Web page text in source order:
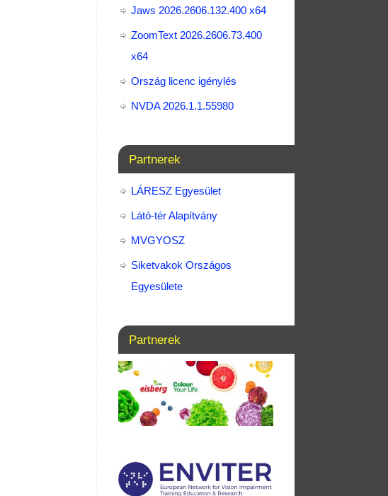
Jaws 2026.2606.132.400 x64
ZoomText 2026.2606.73.400​
x64
Ország licenc igénylés
NVDA 2026.1.1.55980
Partnerek
LÁRESZ Egyesület
Látó-tér Alapítvány
MVGYOSZ
Siketvakok Országos
Egyesülete
Partnerek